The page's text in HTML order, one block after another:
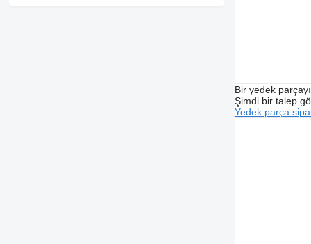
Bir yedek
Şimdi bir talep
Yedek parça